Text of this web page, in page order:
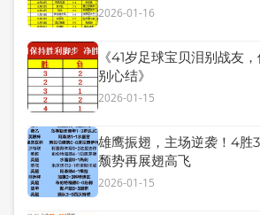
2026-01-16
《41岁足球宝贝泪别战友
别心结》
2026-01-15
雄鹰振翅，主场逆袭！4胜
颓势再展翅高飞
2026-01-15